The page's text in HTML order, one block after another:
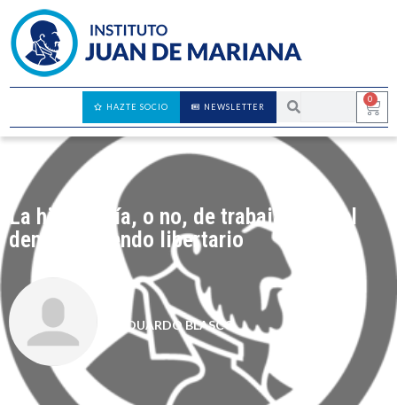
0
NEWSLETTER
HAZTE SOCIO
La hipocresía, o no, de trabajar para el
demonio siendo libertario
EDUARDO BLASCO